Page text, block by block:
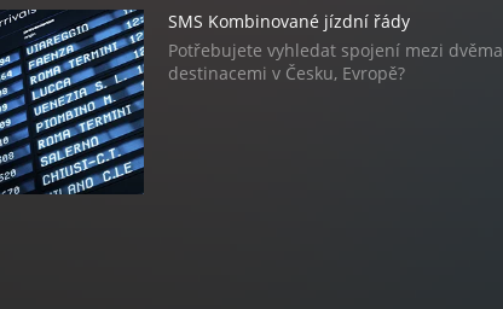
SMS Kombinované jízdní řády
Potřebujete vyhledat spojení mezi dvěma
destinacemi v Česku, Evropě?